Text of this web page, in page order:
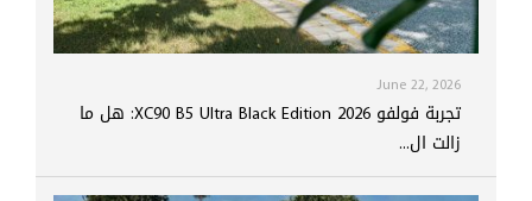
June 22, 2026
تجربة فولفو XC90 B5 Ultra Black Edition 2026: هل ما
زالت ال...